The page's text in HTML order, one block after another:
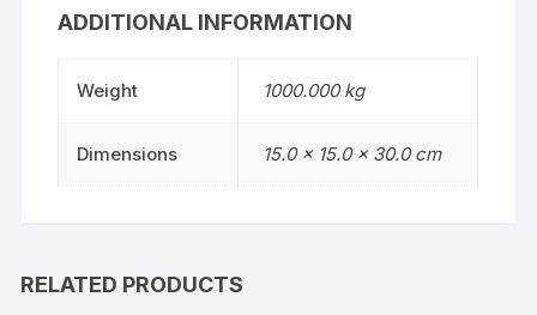
ADDITIONAL INFORMATION
Weight 1000.000 kg
Dimensions 15.0 × 15.0 × 30.0 cm
RELATED PRODUCTS